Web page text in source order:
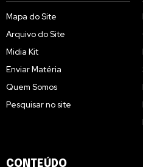
Mapa do Site
Arquivo do Site
Midia Kit
Enviar Matéria
Quem Somos
Pesquisar no site
CONTEÚDO